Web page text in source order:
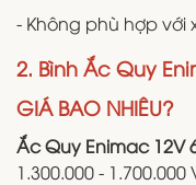
- Không phù hợp với
2. Bình Ắc Quy
GIÁ BAO NHIÊU?
Ắc Quy Enimac 12V
1.300.000 -